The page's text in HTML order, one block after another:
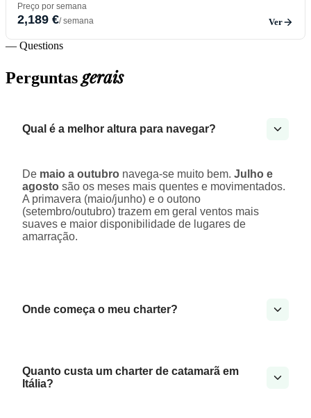
Preço por semana
2,189 €/ semana Ver
— Questions
Perguntasgerais
Qual é a melhor altura para navegar?
De maio a outubro navega-se muito bem. Julho e
agosto são os meses mais quentes e movimentados.
A primavera (maio/junho) e o outono
(setembro/outubro) trazem em geral ventos mais
suaves e maior disponibilidade de lugares de
amarração.
Onde começa o meu charter?
Quanto custa um charter de catamarã em
Itália?